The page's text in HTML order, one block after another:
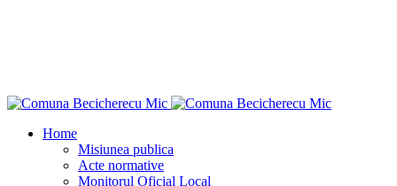
Home
Misiunea publica
Acte normative
Monitorul Oficial Local